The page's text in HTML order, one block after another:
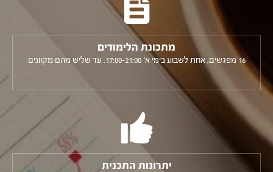
מתכונת הלימודים
16 מפגשים, אחת לשבוע בימי א' 17:00-21:00. עד שליש מהם מקוונים
יתרונות התכנית